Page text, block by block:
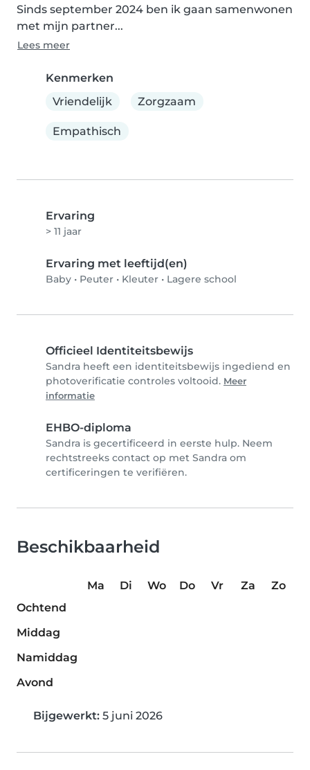
Sinds september 2024 ben ik gaan samenwonen
met mijn partner...
Lees meer
Kenmerken
Vriendelijk
Zorgzaam
Empathisch
Ervaring
> 11 jaar
Ervaring met leeftijd(en)
Baby • Peuter • Kleuter • Lagere school
Officieel Identiteitsbewijs
Sandra heeft een identiteitsbewijs ingediend en
photoverificatie controles voltooid. Meer
informatie
EHBO-diploma
Sandra is gecertificeerd in eerste hulp. Neem
rechtstreeks contact op met Sandra om
certificeringen te verifiëren.
Beschikbaarheid
Ma Di Wo Do Vr Za
Zo
Ochtend
Middag
Namiddag
Avond
Bijgewerkt: 5 juni 2026